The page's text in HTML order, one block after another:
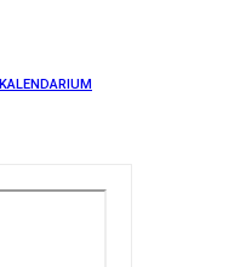
KALENDARIUM